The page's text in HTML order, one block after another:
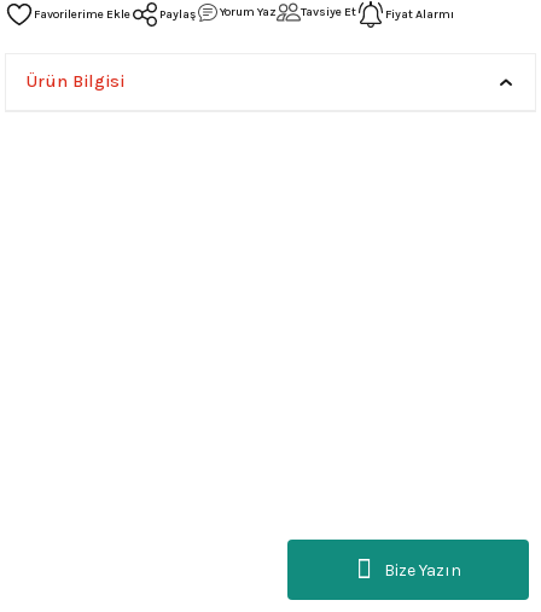
Bize Yazın
Paylaş Yorum Yaz Tavsiye Et Fiyat Alarmı
Ürün Bilgisi